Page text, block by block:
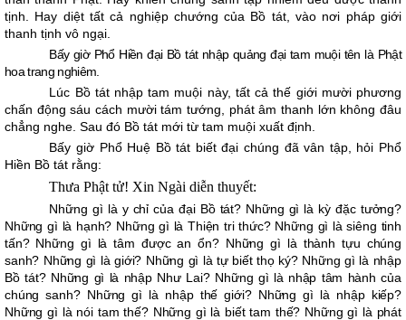
tịnh. Hay diệt tất cả nghiệp chướng của Bồ tát, vào nơi pháp giới
thanh tịnh vô ngại.
Bấy giờ Phổ Hiền đại Bồ tát nhập quảng đại tam muội tên là Phật
hoa trang nghiêm.
Lúc Bồ tát nhập tam muội này, tất cả thế giới mười phương
chấn động sáu cách mười tám tướng, phát âm thanh lớn không đâu
chẳng nghe. Sau đó Bồ tát mới từ tam muội xuất định.
Bấy giờ Phổ Huệ Bồ tát biết đại chúng đã vân tập, hỏi Phổ
Hiền Bồ tát rằng:
Thưa Phật tử! Xin Ngài diễn thuyết:
Những gì là y chỉ của đại Bồ tát? Những gì là kỳ đặc tưởng?
Những gì là hạnh? Những gì là Thiện tri thức? Những gì là siêng tinh
tấn? Những gì là tâm được an ổn? Những gì là thành tựu chúng
sanh? Những gì là giới? Những gì là tự biết thọ ký? Những gì là nhập
Bồ tát? Những gì là nhập Như Lai? Những gì là nhập tâm hành của
chúng sanh? Những gì là nhập thế giới? Những gì là nhập kiếp?
Những gì là nói tam thế? Những gì là biết tam thế? Những gì là phát